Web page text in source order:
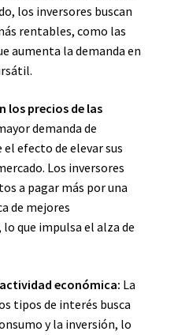
los inversores buscan
rentables, como las
aumenta la demanda en
los precios de las
demanda de
efecto de elevar sus
Los inversores
a pagar más por una
de mejores
que impulsa el alza de
económica: La
tipos de interés busca
y la inversión, lo